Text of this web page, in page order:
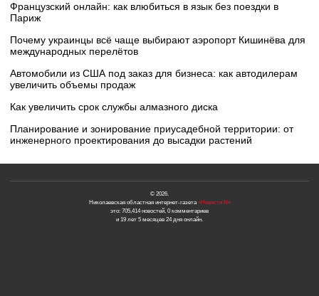
Французский онлайн: как влюбиться в язык без поездки в
Париж
Почему украинцы всё чаще выбирают аэропорт Кишинёва для
международных перелётов
Автомобили из США под заказ для бизнеса: как автодилерам
увеличить объемы продаж
Как увеличить срок службы алмазного диска
Планирование и зонирование приусадебной территории: от
инженерного проектирования до высадки растений
© 2026.
Николаевская областная интернет-газета«Новости N»
это: 705,414 новостей, 0 комментариев
и 19 лет 5 месяцев 24 дня онлайн.